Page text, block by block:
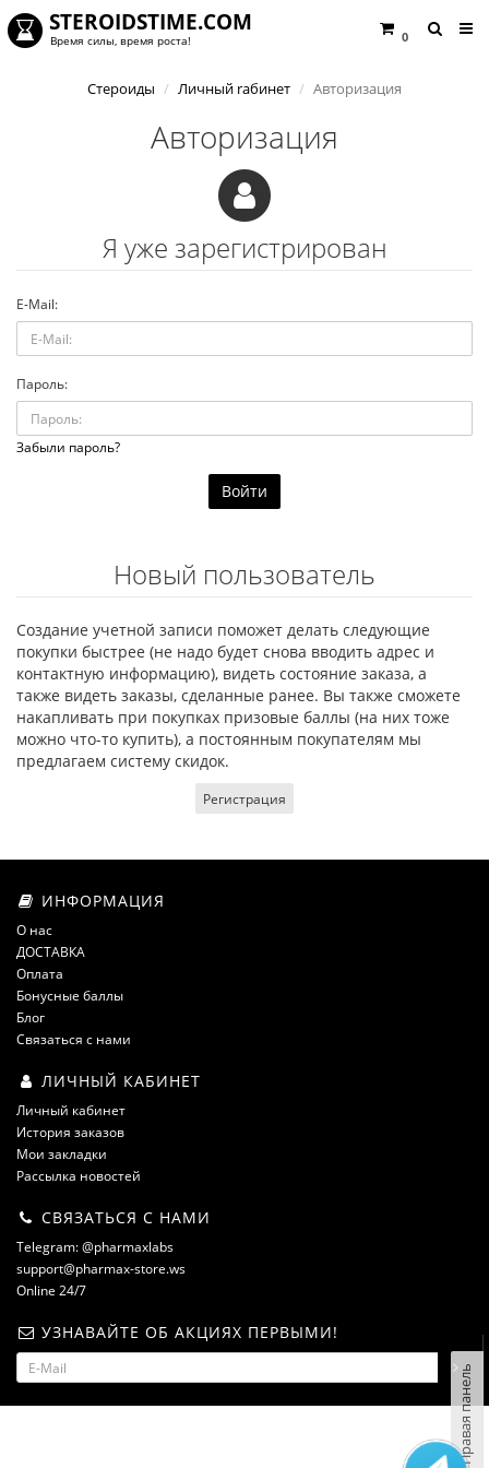
0
STEROIDSTIME.COM
Время силы, время роста!
Стероиды Личный rабинет Авторизация
Авторизация
Я уже зарегистрирован
E-Mail:
Пароль:
Забыли пароль?
Новый пользователь
Создание учетной записи поможет делать следующие
покупки быстрее (не надо будет снова вводить адрес и
контактную информацию), видеть состояние заказа, а
также видеть заказы, сделанные ранее. Вы также сможете
накапливать при покупках призовые баллы (на них тоже
можно что-то купить), а постоянным покупателям мы
предлагаем систему скидок.
Регистрация
ИНФОРМАЦИЯ
О нас
ДОСТАВКА
Оплата
Бонусные баллы
Блог
Связаться с нами
ЛИЧНЫЙ КАБИНЕТ
Личный кабинет
История заказов
Мои закладки
Рассылка новостей
СВЯЗАТЬСЯ С НАМИ
Telegram: @pharmaxlabs
support@pharmax-store.ws
Online 24/7
УЗНАВАЙТЕ ОБ АКЦИЯХ ПЕРВЫМИ!
Правая панель